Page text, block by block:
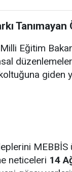
Eğitim
giden
MEBBİS
neticeleri 14